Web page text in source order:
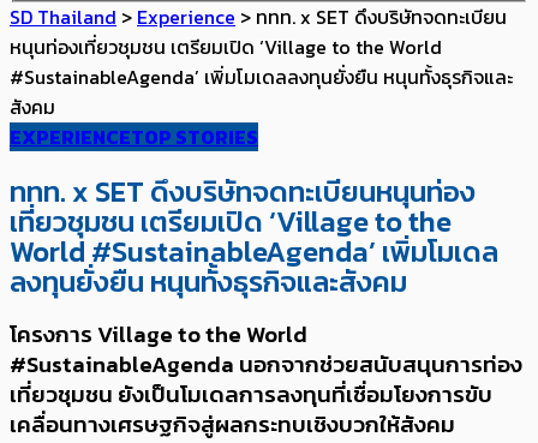
SD Thailand > Experience > ททท. x SET ดึงบริษัทจดทะเบียน
หนุนท่องเที่ยวชุมชน เตรียมเปิด ‘Village to the World
#SustainableAgenda’ เพิ่มโมเดลลงทุนยั่งยืน หนุนทั้งธุรกิจและ
สังคม
EXPERIENCETOP STORIES
ททท. x SET ดึงบริษัทจดทะเบียนหนุนท่อง
เที่ยวชุมชน เตรียมเปิด ‘Village to the
World #SustainableAgenda’ เพิ่มโมเดล
ลงทุนยั่งยืน หนุนทั้งธุรกิจและสังคม
โครงการ Village to the World
#SustainableAgenda นอกจากช่วยสนับสนุนการท่อง
เที่ยวชุมชน ยังเป็นโมเดลการลงทุนที่เชื่อมโยงการขับ
เคลื่อนทางเศรษฐกิจสู่ผลกระทบเชิงบวกให้สังคม